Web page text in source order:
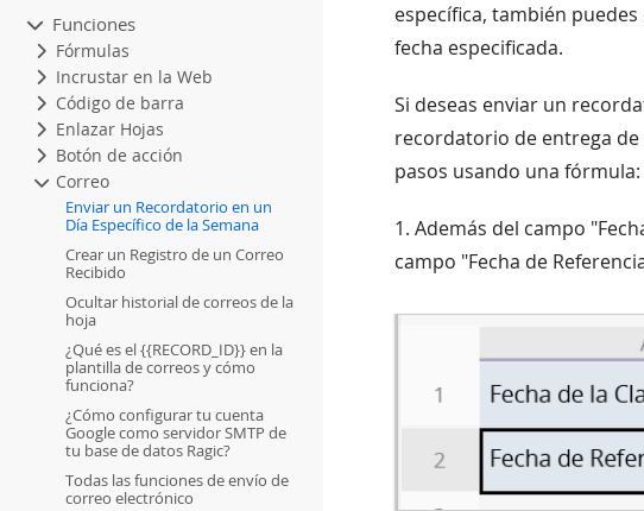
Funciones
Fórmulas
Incrustar en la Web
Código de barra
Enlazar Hojas
Botón de acción
Correo
Enviar un Recordatorio en un
Día Específico de la Semana
Crear un Registro de un Correo
Recibido
Ocultar historial de correos de la
hoja
¿Qué es el {{RECORD_ID}} en la
plantilla de correos y cómo
funciona?
¿Cómo configurar tu cuenta
Google como servidor SMTP de
tu base de datos Ragic?
Todas las funciones de envío de
correo electrónico
específica, también
fecha especificada.
Si deseas enviar un
recordatorio de entrega de
pasos usando una fórmula:
1. Además del campo
campo "Fecha de